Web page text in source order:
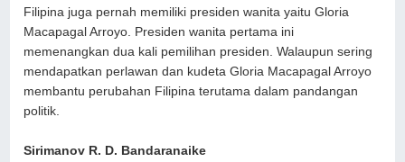
Filipina juga pernah memiliki presiden wanita yaitu Gloria
Macapagal Arroyo. Presiden wanita pertama ini
memenangkan dua kali pemilihan presiden. Walaupun sering
mendapatkan perlawan dan kudeta Gloria Macapagal Arroyo
membantu perubahan Filipina terutama dalam pandangan
politik.
Sirimanov R. D. Bandaranaike